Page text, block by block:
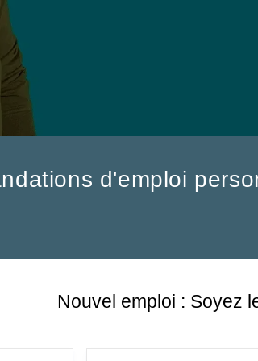
d'emploi
Nouvel emploi : Soyez